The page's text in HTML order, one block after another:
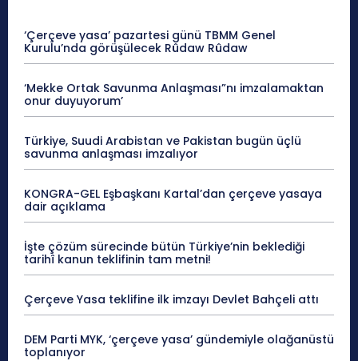
‘Çerçeve yasa’ pazartesi günü TBMM Genel
Kurulu’nda görüşülecek Rûdaw Rûdaw
‘Mekke Ortak Savunma Anlaşması”nı imzalamaktan
onur duyuyorum’
Türkiye, Suudi Arabistan ve Pakistan bugün üçlü
savunma anlaşması imzalıyor
KONGRA-GEL Eşbaşkanı Kartal’dan çerçeve yasaya
dair açıklama
İşte çözüm sürecinde bütün Türkiye’nin beklediği
tarihî kanun teklifinin tam metni!
Çerçeve Yasa teklifine ilk imzayı Devlet Bahçeli attı
DEM Parti MYK, ‘çerçeve yasa’ gündemiyle olağanüstü
toplanıyor